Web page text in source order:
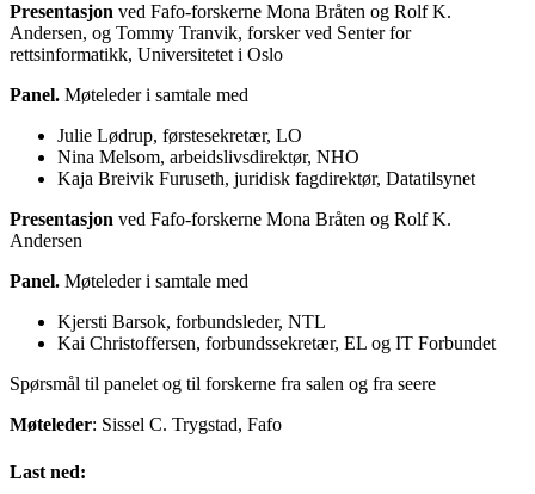
Presentasjon ved Fafo-forskerne Mona Bråten og Rolf K.
Andersen, og Tommy Tranvik, forsker ved Senter for
rettsinformatikk, Universitetet i Oslo
Panel. Møteleder i samtale med
Julie Lødrup, førstesekretær, LO
Nina Melsom, arbeidslivsdirektør, NHO
Kaja Breivik Furuseth, juridisk fagdirektør, Datatilsynet
Presentasjon ved Fafo-forskerne Mona Bråten og Rolf K.
Andersen
Panel. Møteleder i samtale med
Kjersti Barsok, forbundsleder, NTL
Kai Christoffersen, forbundssekretær, EL og IT Forbundet
Spørsmål til panelet og til forskerne fra salen og fra seere
Møteleder: Sissel C. Trygstad, Fafo
Last ned: